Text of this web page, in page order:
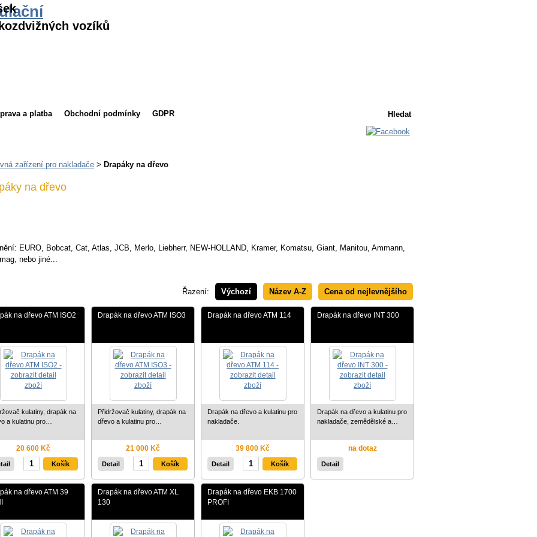
vozíků
a platba Obchodní podmínky GDPR
zařízení pro nakladače > Drapáky na dřevo
na dřevo
EURO, Bobcat, Cat, Atlas, JCB, Merlo, Liebherr, NEW-HOLLAND, Kramer, Komatsu, Giant, Manitou, Ammann,
nebo jiné...
Řazení: Výchozí Název A-Z Cena od nejlevnějšího
na dřevo ATM ISO2
kulatiny, drapák na
a kulatinu pro…
20 600 Kč
Drapák na dřevo ATM ISO3
Přidržovač kulatiny, drapák na
dřevo a kulatinu pro…
21 000 Kč
Detail
Drapák na dřevo ATM 114
Drapák na dřevo a kulatinu pro
nakladače.
39 800 Kč
Detail
Drapák na dřevo INT 300
Drapák na dřevo a kulatinu pro
nakladače, zemědělské a…
na dotaz
Detail
na dřevo ATM 39
Drapák na dřevo ATM XL
130
Drapák na dřevo EKB 1700
PROFI